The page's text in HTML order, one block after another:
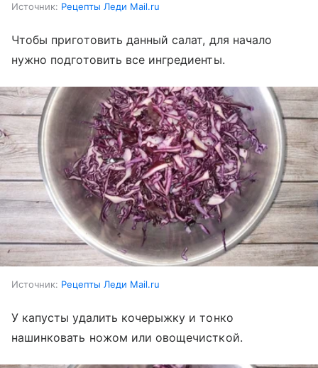
Источник: Рецепты Леди Mail.ru
Чтобы приготовить данный салат, для начало
нужно подготовить все ингредиенты.
Источник: Рецепты Леди Mail.ru
У капусты удалить кочерыжку и тонко
нашинковать ножом или овощечисткой.